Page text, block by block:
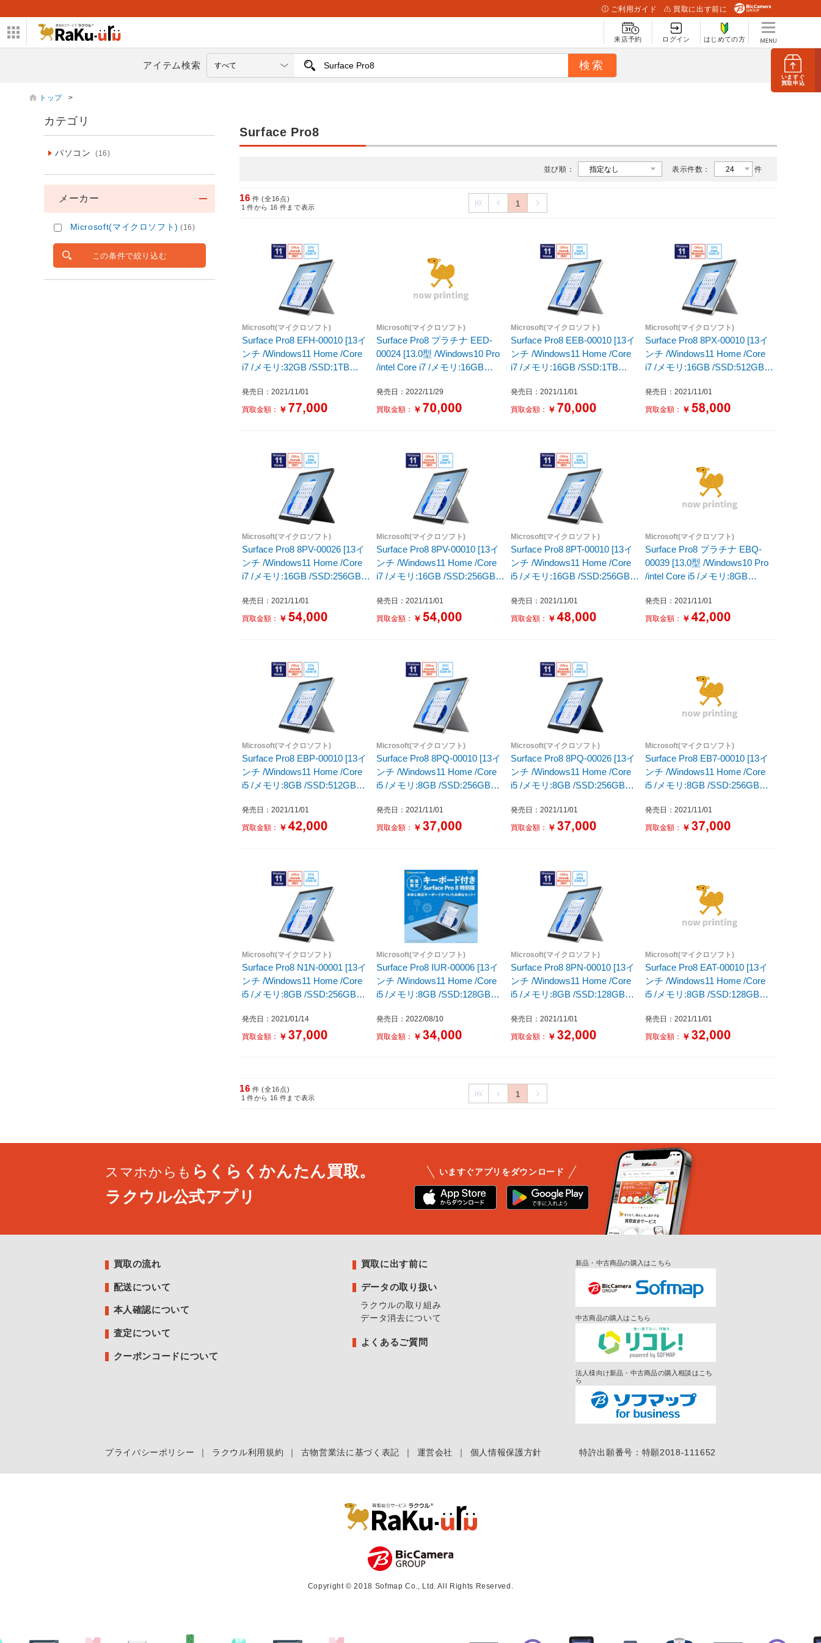
いますぐ
買取申込
ご利用ガイド 買取に出す前に
来店予約 ログイン はじめての方
アイテム検索
トップ >
Surface Pro8
並び順： 表示件数： 件
16 件 (全16点)
1 件から 16 件まで表示 1
Microsoft(マイクロソフト)
Surface Pro8 EFH-00010 [13イ
ンチ /Windows11 Home /Core
i7 /メモリ:32GB /SSD:1TB
発売日：2021/11/01
買取金額： ￥
Microsoft(マイクロソフト)
Surface Pro8 プラチナ EED-
00024 [13.0型 /Windows10 Pro
/intel Core i7 /メモリ:16GB
発売日：2022/11/29
買取金額： ￥
Microsoft(マイクロソフト)
Surface Pro8 EEB-00010 [13イ
ンチ /Windows11 Home /Core
i7 /メモリ:16GB /SSD:1TB
発売日：2021/11/01
買取金額： ￥
Microsoft(マイクロソフト)
Surface Pro8 8PX-00010 [13イ
ンチ /Windows11 Home /Core
i7 /メモリ:16GB /SSD:512GB
発売日：2021/11/01
買取金額： ￥
Microsoft(マイクロソフト)
Surface Pro8 8PV-00026 [13イ
ンチ /Windows11 Home /Core
i7 /メモリ:16GB /SSD:256GB
発売日：2021/11/01
買取金額： ￥
Microsoft(マイクロソフト)
Surface Pro8 8PV-00010 [13イ
ンチ /Windows11 Home /Core
i7 /メモリ:16GB /SSD:256GB
発売日：2021/11/01
買取金額： ￥
Microsoft(マイクロソフト)
Surface Pro8 8PT-00010 [13イ
ンチ /Windows11 Home /Core
i5 /メモリ:16GB /SSD:256GB
発売日：2021/11/01
買取金額： ￥
Microsoft(マイクロソフト)
Surface Pro8 プラチナ EBQ-
00039 [13.0型 /Windows10 Pro
/intel Core i5 /メモリ:8GB
発売日：2021/11/01
買取金額： ￥
Microsoft(マイクロソフト)
Surface Pro8 EBP-00010 [13イ
ンチ /Windows11 Home /Core
i5 /メモリ:8GB /SSD:512GB
発売日：2021/11/01
買取金額： ￥
Microsoft(マイクロソフト)
Surface Pro8 8PQ-00010 [13イ
ンチ /Windows11 Home /Core
i5 /メモリ:8GB /SSD:256GB
発売日：2021/11/01
買取金額： ￥
Microsoft(マイクロソフト)
Surface Pro8 8PQ-00026 [13イ
ンチ /Windows11 Home /Core
i5 /メモリ:8GB /SSD:256GB
発売日：2021/11/01
買取金額： ￥
Microsoft(マイクロソフト)
Surface Pro8 EB7-00010 [13イ
ンチ /Windows11 Home /Core
i5 /メモリ:8GB /SSD:256GB
発売日：2021/11/01
買取金額： ￥
Microsoft(マイクロソフト)
Surface Pro8 N1N-00001 [13イ
ンチ /Windows11 Home /Core
i5 /メモリ:8GB /SSD:256GB
発売日：2021/01/14
買取金額： ￥
Microsoft(マイクロソフト)
Surface Pro8 IUR-00006 [13イ
ンチ /Windows11 Home /Core
i5 /メモリ:8GB /SSD:128GB
プカバー(ブラック)付き
発売日：2022/08/10
買取金額： ￥
Microsoft(マイクロソフト)
Surface Pro8 8PN-00010 [13イ
ンチ /Windows11 Home /Core
i5 /メモリ:8GB /SSD:128GB
発売日：2021/11/01
買取金額： ￥
Microsoft(マイクロソフト)
Surface Pro8 EAT-00010 [13イ
ンチ /Windows11 Home /Core
i5 /メモリ:8GB /SSD:128GB
発売日：2021/11/01
買取金額： ￥
16 件 (全16点)
1 件から 16 件まで表示 1
カテゴリ
パソコン (16)
メーカー
Microsoft(マイクロソフト) (16)
この条件で絞り込む
スマホからも らくらくかんたん買取。
ラクウル公式アプリ
いますぐアプリをダウンロード
買取の流れ
配送について
本人確認について
査定について
クーポンコードについて
買取に出す前に
データの取り扱い
ラクウルの取り組み
データ消去について
よくあるご質問
新品・中古商品の購入はこちら
中古商品の購入はこちら
法人様向け新品・中古商品の購入相談はこち
ら
プライバシーポリシー ｜ ラクウル利用規約 ｜ 古物営業法に基づく表記 ｜ 運営会社 ｜ 個人情報保護方針 特許出願番号：特願2018-111652
Copyright © 2018 Sofmap Co., Ltd. All Rights Reserved.